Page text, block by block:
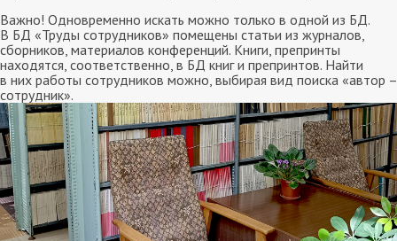
Важно! Одновременно искать можно только в одной из БД.
В БД «Труды сотрудников» помещены статьи из журналов,
сборников, материалов конференций. Книги, препринты
находятся, соответственно, в БД книг и препринтов. Найти
в них работы сотрудников можно, выбирая вид поиска «автор –
сотрудник».